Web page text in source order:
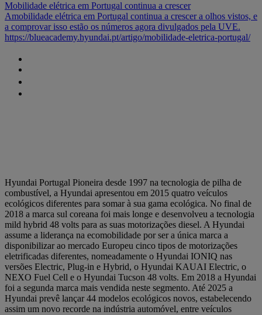
Mobilidade elétrica em Portugal continua a crescer
Amobilidade elétrica em Portugal continua a crescer a olhos vistos, e
a comprovar isso estão os números agora divulgados pela UVE.
https://blueacademy.hyundai.pt/artigo/mobilidade-eletrica-portugal/
Hyundai Portugal Pioneira desde 1997 na tecnologia de pilha de
combustível, a Hyundai apresentou em 2015 quatro veículos
ecológicos diferentes para somar à sua gama ecológica. No final de
2018 a marca sul coreana foi mais longe e desenvolveu a tecnologia
mild hybrid 48 volts para as suas motorizações diesel. A Hyundai
assume a liderança na ecomobilidade por ser a única marca a
disponibilizar ao mercado Europeu cinco tipos de motorizações
eletrificadas diferentes, nomeadamente o Hyundai IONIQ nas
versões Electric, Plug-in e Hybrid, o Hyundai KAUAI Electric, o
NEXO Fuel Cell e o Hyundai Tucson 48 volts. Em 2018 a Hyundai
foi a segunda marca mais vendida neste segmento. Até 2025 a
Hyundai prevê lançar 44 modelos ecológicos novos, estabelecendo
assim um novo recorde na indústria automóvel, entre veículos